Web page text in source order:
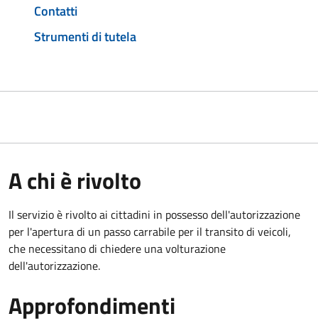
Contatti
Strumenti di tutela
A chi è rivolto
Il servizio è rivolto ai cittadini in possesso dell'autorizzazione
per l'apertura di un passo carrabile per il transito di veicoli,
che necessitano di chiedere una volturazione
dell'autorizzazione.
Approfondimenti